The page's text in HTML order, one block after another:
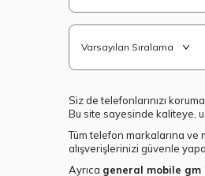
Siz de telefonlarınızı
Bu site sayesinde kaliteye,
Tüm telefon markalarına ve
alışverişlerinizi güvenle
Ayrıca general mobile gm